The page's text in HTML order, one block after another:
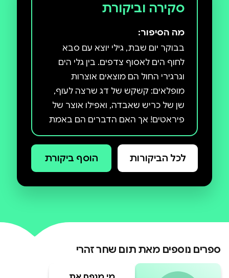
סקירה וביקורת
מה הסיפור:
בבוקר יום שבת, גילי יוצא עם סבא
לחוף הים לאסוף צדפים. בין גלי הים
וגרגירי החול הם מוצאים אוצרות
מופלאים: קשקש של דג שרצה לעוף,
שן של כריש שאבדה, ואפילו אוצר של
פיראטים! אך האם הדברים הם באמת
מה שהם נראים? " מי איבד שן של
כריש?" הוא סיפור על חוויות משותפות,
על כוחו של הדמיון ועל היכולת ליהנות
זהו ספרה השני של תום שחר-זהרי,
הספר הראשון בסדרה, "מי מנפח את
הענבים?" הפך במהרה לאהוב במיוחד
לכל הביקורות הוסף ביקורת
ספרים נוספים מאת תום שחר זהרי